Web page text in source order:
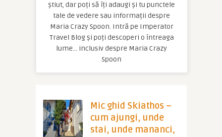
știut, dar poți să îți adaugi și tu punctele
tale de vedere sau informații despre
Maria Crazy Spoon. Intră pe Imperator
Travel Blog și poți descoperi o întreaga
lume… inclusiv despre Maria Crazy
Spoon
Mic ghid Skiathos –
cum ajungi, unde
stai, unde mananci,